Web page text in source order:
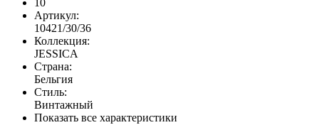
10
Артикул:
10421/30/36
Коллекция:
JESSICA
Страна:
Бельгия
Стиль:
Винтажный
Показать все характеристики